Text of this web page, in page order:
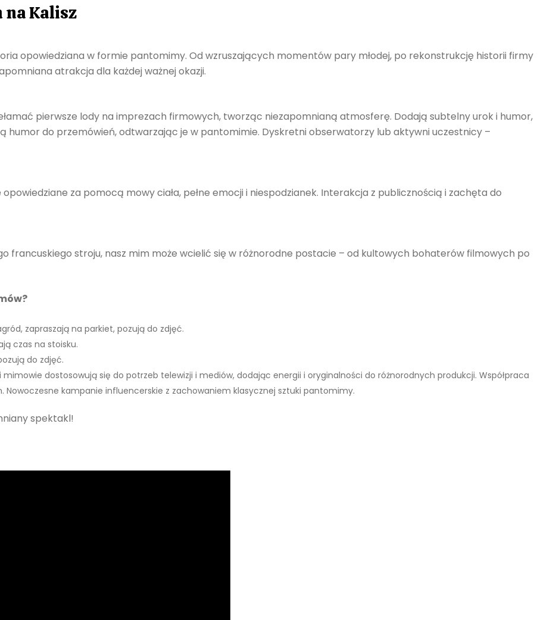
na Kalisz
opowiedziana w formie pantomimy. Od wzruszających momentów pary młodej, po rekonstrukcję historii firmy
atrakcja dla każdej ważnej okazji.
pierwsze lody na imprezach firmowych, tworząc niezapomnianą atmosferę. Dodają subtelny urok i humor,
humor do przemówień, odtwarzając je w pantomimie. Dyskretni obserwatorzy lub aktywni uczestnicy –
za pomocą mowy ciała, pełne emocji i niespodzianek. Interakcja z publicznością i zachęta do
francuskiego stroju, nasz mim może wcielić się w różnorodne postacie – od kultowych bohaterów filmowych po
zapraszają na parkiet, pozują do zdjęć.
czas na stoisku.
do zdjęć.
dostosowują się do potrzeb telewizji i mediów, dodając energii i oryginalności do różnorodnych produkcji. Współpraca
Nowoczesne kampanie influencerskie z zachowaniem klasycznej sztuki pantomimy.
spektakl!